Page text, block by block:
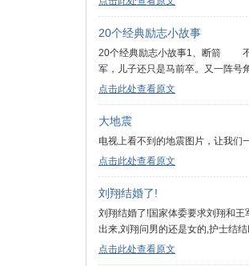
20个经典励志小故事
20个经典励志小故事1、断箭 不
军，儿子还只是马前卒。又一阵号
点击此处查看原文
大地震
电视上看不到的地震图片，让我们
点击此处查看原文
刘翔结婚了!
刘翔结婚了!国家体委要求刘翔和
出来,刘翔问男的还是女的,护士结
点击此处查看原文